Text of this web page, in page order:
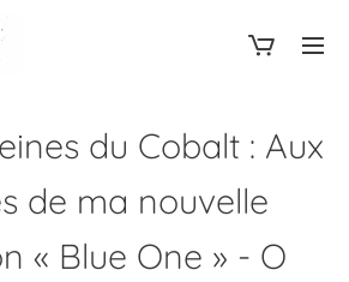
du Cobalt : Aux
de ma nouvelle
« Blue One » - O